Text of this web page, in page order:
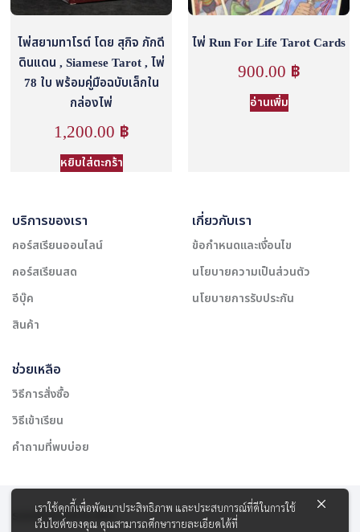
ไพ่สยามทาโรต์ โดย สุกิจ ภักดี
ดินแดน , Siamese Tarot , ไพ่
78 ใบ พร้อมคู่มือฉบับเล็กใน
กล่องไพ่
1,200.00 ฿
หยิบใส่ตะกร้า
ไพ่ Run For Life Tarot Cards
900.00 ฿
อ่านเพิ่ม
บริการของเรา
คอร์สเรียนออนไลน์
คอร์สเรียนสด
อีบุ๊ค
สินค้า
เกี่ยวกับเรา
ข้อกำหนดและเงื่อนไข
นโยบายความเป็นส่วนตัว
นโยบายการรับประกัน
ช่วยเหลือ
วิธีการสั่งซื้อ
วิธีเข้าเรียน
คำถามที่พบบ่อย
รองรับการชำระเงิน:
เราใช้คุกกี้เพื่อพัฒนาประสิทธิภาพ และประสบการณ์ที่ดีในการใช้
เว็บไซต์ของคุณ คุณสามารถศึกษารายละเอียดได้ที่